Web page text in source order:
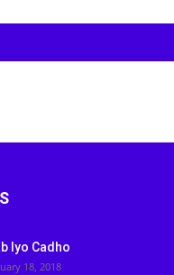
Iyo Cadho
18, 2018